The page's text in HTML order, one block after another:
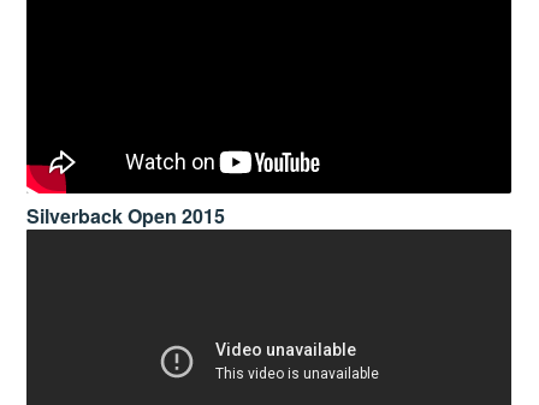
Silverback Open 2015